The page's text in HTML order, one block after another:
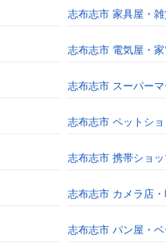
志布志市 家具屋・
志布志市 電気屋・
志布志市 スーパーマ
志布志市 ペットシ
志布志市 携帯ショ
志布志市 カメラ店
志布志市 パン屋・